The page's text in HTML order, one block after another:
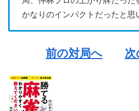
かなりのインパクトだったと思
前の対局へ 次